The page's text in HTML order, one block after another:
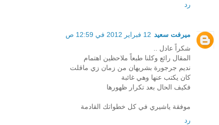
رد
ميرفت سعيد 12 فبراير 2012 في 12:59 ص
شكراً عادل ..
المقال رائع وكلنا طبعاً ملاحظين اهتمام
نديم جرجورة بشريهان من زمان زي ماقلت
كان يكتب عنها وهي غائبة
فكيف الحال بعد تكرار ظهورها
موفقة ياشيري في كل خطواتك القادمة
رد